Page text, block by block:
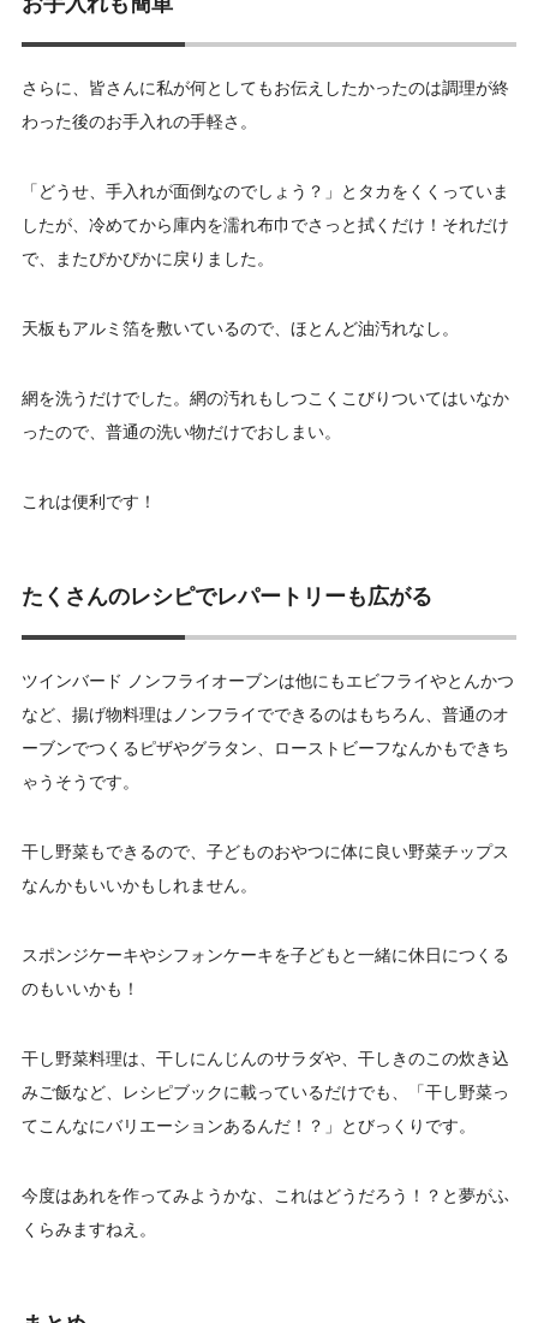
さらに、皆さんに私が何としてもお伝えしたかったのは調理が終
わった後のお手入れの手軽さ。
「どうせ、手入れが面倒なのでしょう？」とタカをくくっていま
したが、冷めてから庫内を濡れ布巾でさっと拭くだけ！それだけ
で、またぴかぴかに戻りました。
天板もアルミ箔を敷いているので、ほとんど油汚れなし。
網を洗うだけでした。網の汚れもしつこくこびりついてはいなか
ったので、普通の洗い物だけでおしまい。
これは便利です！
たくさんのレシピでレパートリーも広がる
ツインバード ノンフライオーブンは他にもエビフライやとんかつ
など、揚げ物料理はノンフライでできるのはもちろん、普通のオ
ーブンでつくるピザやグラタン、ローストビーフなんかもできち
ゃうそうです。
干し野菜もできるので、子どものおやつに体に良い野菜チップス
なんかもいいかもしれません。
スポンジケーキやシフォンケーキを子どもと一緒に休日につくる
のもいいかも！
干し野菜料理は、干しにんじんのサラダや、干しきのこの炊き込
みご飯など、レシピブックに載っているだけでも、「干し野菜っ
てこんなにバリエーションあるんだ！？」とびっくりです。
今度はあれを作ってみようかな、これはどうだろう！？と夢がふ
くらみますねえ。